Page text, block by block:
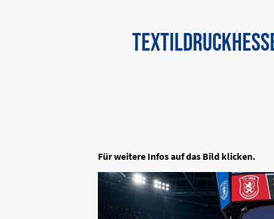
Für weitere Infos auf das Bild klicken.